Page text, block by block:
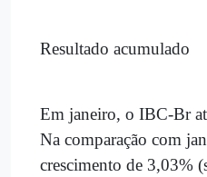
Resultado acumulado
Em janeiro, o IBC-Br
Na comparação com
crescimento de 3,03%